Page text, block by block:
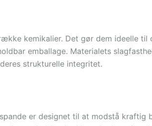
kemikalier. Det gør dem ideelle til
emballage. Materialets
strukturelle integritet.
er designet til at modstå kraftig